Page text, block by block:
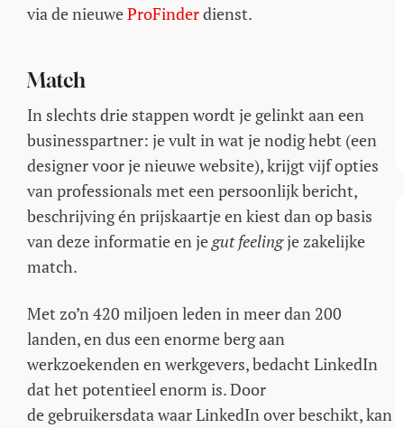
via de nieuweProFinderdienst.
Match
In slechts drie stappen wordt je gelinkt aan een
businesspartner: je vult in wat je nodig hebt (een
designer voor je nieuwe website), krijgt vijf opties
van professionals met een persoonlijk bericht,
beschrijving én prijskaartje en kiest dan op basis
van deze informatie en jegut feelingje zakelijke
match.
Met zo’n 420 miljoen leden in meer dan 200
landen, en dus een enorme berg aan
werkzoekenden en werkgevers, bedacht LinkedIn
dat het potentieel enorm is. Door
de gebruikersdata waar LinkedIn over beschikt, kan